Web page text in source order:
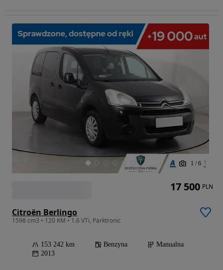
1 / 6
Citroën Berlingo
1598 cm3 • 120 KM • 1.6 VTi, Parktronic
153 242 km Benzyna
Manualna
2013
17 500 PLN